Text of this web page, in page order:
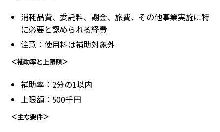
消耗品費、委託料、謝金、旅費、その他事業実施に特
に必要と認められる経費
注意：使用料は補助対象外
＜補助率と上限額＞
補助率：2分の1以内
上限額：500千円
＜主な要件＞